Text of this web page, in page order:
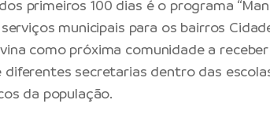
primeiros 100 dias é o programa
municipais para os bairros
como próxima comunidade a
secretarias dentro das
da população.